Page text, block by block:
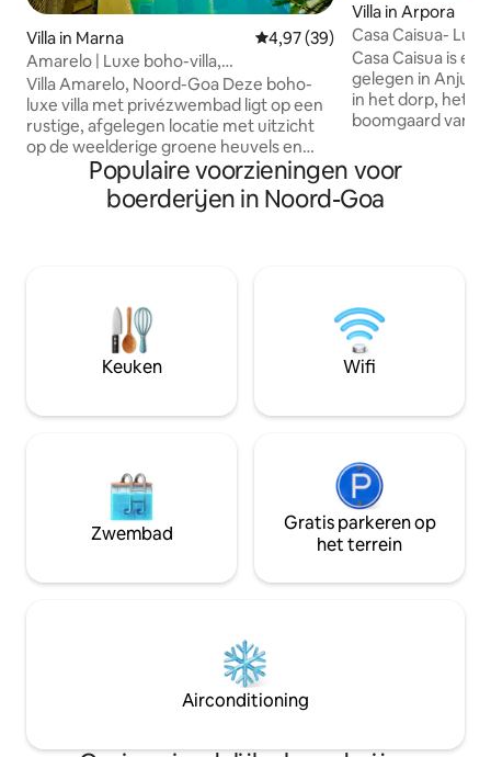
Villa in Marna Gemiddelde beoordeling van
4,97 (39)
Amarelo | Luxe boho-villa,
privézwembad en uitzicht op de
zonsondergang
Villa Amarelo, Noord-Goa Deze boho-
luxe villa met privézwembad ligt op een
rustige, afgelegen locatie met uitzicht
op de weelderige groene heuvels en
rijstvelden aan de achterzijde en
adembenemende zonsondergangen
aan de voorzijde. De villa ligt op 30
rivier de Chapora. Het is een ideale
uitvalsbasis voor reizigers die de
stranden van Morjim, Ashwem,
Arambol, Vagator, Anjuna, Baga en
Villa in Arpora
Casa Caisua-
Casa Caisua is
gelegen in
in het dorp, het
boomgaard van
het strand van
hoog te midden
onder de heldere
gerestaureerd op
met behoud van
oorspronkelijke
Populaire voorzieningen voor
boerderijen in Noord-Goa
Keuken Wifi
Zwembad
Gratis parkeren op
het terrein
Airconditioning